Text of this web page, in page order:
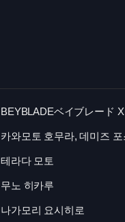
BEYBLADEベイブレード
카와모토 호무라, 데미즈
테라다 모토
무노 히카루
나가모리 요시히로